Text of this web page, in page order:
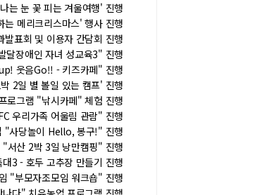
눈 꽃 피는 겨울여행' 진행
메리크리스마스' 행사 진행
표회 및 이용자 간담회 진행
장애인 자녀 성교육3" 진행
웃음Go!! - 키즈카페" 진행
2일 별 볼일 있는 캠프' 진행
그램 "낚시카페" 체험 진행
우리가족 어울림 관람" 진행
"사당놀이 Hello, 봉구!" 진행
산 2박 3일 낭만캠핑" 진행
3 - 호두 고추장 만들기 진행
"부모자조모임 워크숍" 진행